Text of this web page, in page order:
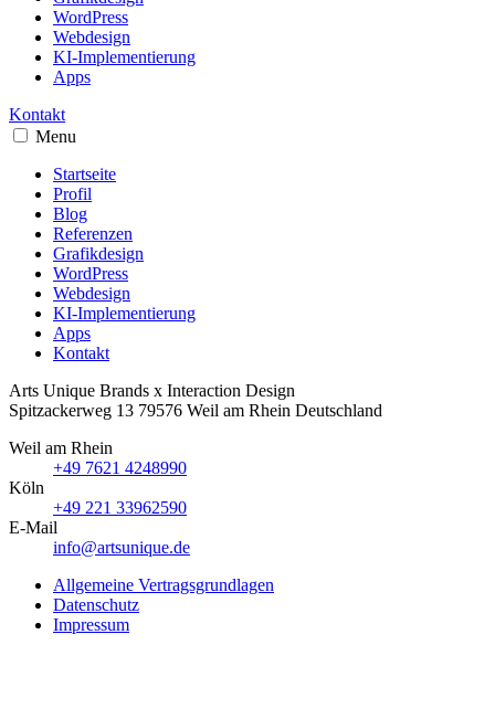
WordPress
Webdesign
KI-Implementierung
Apps
Kontakt
Menu
Startseite
Profil
Blog
Referenzen
Grafikdesign
WordPress
Webdesign
KI-Implementierung
Apps
Kontakt
Arts Unique Brands x Interaction Design
Spitzackerweg 13 79576 Weil am Rhein Deutschland
Weil am Rhein
+49 7621 4248990
Köln
+49 221 33962590
E-Mail
info@artsunique.de
Allgemeine Vertragsgrundlagen
Datenschutz
Impressum